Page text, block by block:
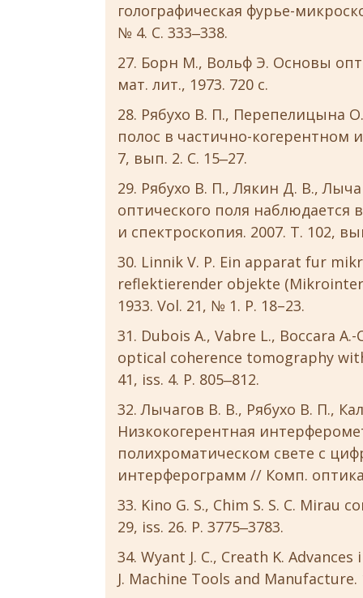
голографическая фурье-
№ 4. С. 333‒338.
Борн М., Вольф Э. Основы
мат. лит., 1973. 720 с.
Рябухо В. П., Перепелицына
полос в частично-когерентном
7, вып. 2. С. 15‒27.
Рябухо В. П., Лякин Д. В.,
оптического поля
и спектроскопия. 2007. Т. 102,
Linnik V. P. Ein apparat fur
reflektierender objekte
1933. Vol. 21, № 1. P. 18–23.
Dubois A., Vabre L., Boccara
optical coherence tomography
41, iss. 4. P. 805‒812.
Лычагов В. В., Рябухо В. П.,
Низкокогерентная
полихроматическом свете с
интерферограмм // Комп.
Kino G. S., Chim S. S. C. Mirau
29, iss. 26. P. 3775‒3783.
Wyant J. C., Creath K.
J. Machine Tools and Manufacture.